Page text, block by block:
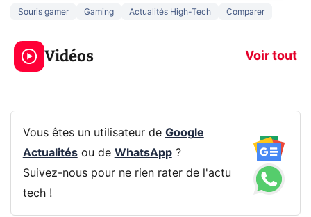
Souris gamer Gaming Actualités High-Tech Comparer
Vidéos Voir tout
5 générations de
jeux dans la
prochaine Xbox !
Ce que vous
navigation
Vous êtes un utilisateur de Google
Actualitésou de WhatsApp?
Suivez-nous pour ne rien rater de l'actu
tech !